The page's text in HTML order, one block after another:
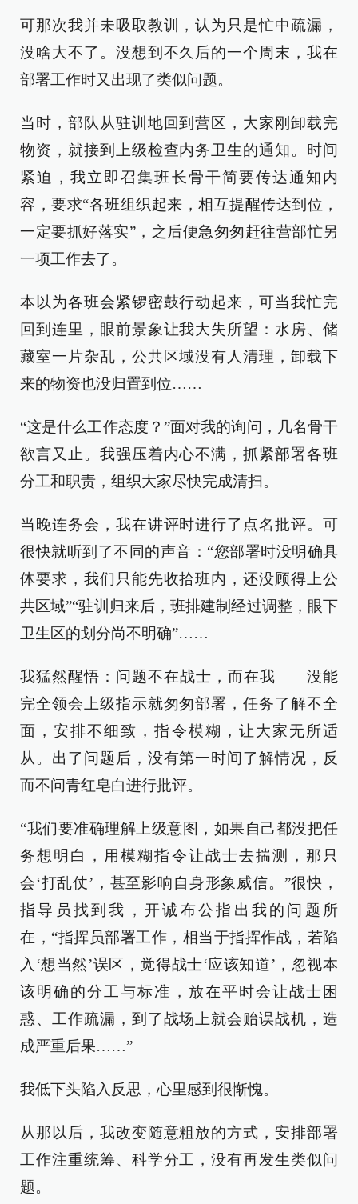
可那次我并未吸取教训，认为只是忙中疏漏，
没啥大不了。没想到不久后的一个周末，我在
部署工作时又出现了类似问题。
当时，部队从驻训地回到营区，大家刚卸载完
物资，就接到上级检查内务卫生的通知。时间
紧迫，我立即召集班长骨干简要传达通知内
容，要求“各班组织起来，相互提醒传达到位，
一定要抓好落实”，之后便急匆匆赶往营部忙另
一项工作去了。
本以为各班会紧锣密鼓行动起来，可当我忙完
回到连里，眼前景象让我大失所望：水房、储
藏室一片杂乱，公共区域没有人清理，卸载下
来的物资也没归置到位……
“这是什么工作态度？”面对我的询问，几名骨干
欲言又止。我强压着内心不满，抓紧部署各班
分工和职责，组织大家尽快完成清扫。
当晚连务会，我在讲评时进行了点名批评。可
很快就听到了不同的声音：“您部署时没明确具
体要求，我们只能先收拾班内，还没顾得上公
共区域”“驻训归来后，班排建制经过调整，眼下
卫生区的划分尚不明确”……
我猛然醒悟：问题不在战士，而在我——没能
完全领会上级指示就匆匆部署，任务了解不全
面，安排不细致，指令模糊，让大家无所适
从。出了问题后，没有第一时间了解情况，反
而不问青红皂白进行批评。
“我们要准确理解上级意图，如果自己都没把任
务想明白，用模糊指令让战士去揣测，那只
会‘打乱仗’，甚至影响自身形象威信。”很快，
指导员找到我，开诚布公指出我的问题所
在，“指挥员部署工作，相当于指挥作战，若陷
入‘想当然’误区，觉得战士‘应该知道’，忽视本
该明确的分工与标准，放在平时会让战士困
惑、工作疏漏，到了战场上就会贻误战机，造
成严重后果……”
我低下头陷入反思，心里感到很惭愧。
从那以后，我改变随意粗放的方式，安排部署
工作注重统筹、科学分工，没有再发生类似问
题。